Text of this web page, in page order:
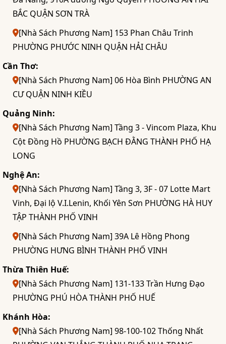
BẮC QUẬN SƠN TRÀ
[Nhà Sách Phương Nam] 153 Phan Châu Trinh
PHƯỜNG PHƯỚC NINH QUẬN HẢI CHÂU
Cần Thơ:
[Nhà Sách Phương Nam] 06 Hòa Bình PHƯỜNG AN
CƯ QUẬN NINH KIỀU
Quảng Ninh:
[Nhà Sách Phương Nam] Tầng 3 - Vincom Plaza, Khu
Cột Đồng Hồ PHƯỜNG BẠCH ĐẰNG THÀNH PHỐ HẠ
LONG
Nghệ An:
[Nhà Sách Phương Nam] Tầng 3, 3F - 07 Lotte Mart
Vinh, Đại lộ V.I.Lenin, Khối Yên Sơn PHƯỜNG HÀ HUY
TẬP THÀNH PHỐ VINH
[Nhà Sách Phương Nam] 39A Lê Hồng Phong
PHƯỜNG HƯNG BÌNH THÀNH PHỐ VINH
Thừa Thiên Huế:
[Nhà Sách Phương Nam] 131-133 Trần Hưng Đạo
PHƯỜNG PHÚ HÒA THÀNH PHỐ HUẾ
Khánh Hòa:
[Nhà Sách Phương Nam] 98-100-102 Thống Nhất